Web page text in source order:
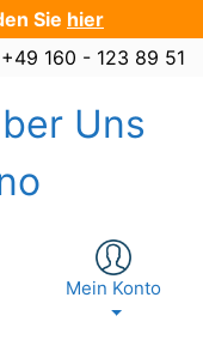
Sie hier
+49 160 - 123 89 51
Uns
Mein Konto